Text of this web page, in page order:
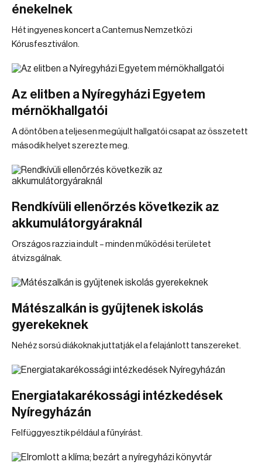
énekelnek
Hét ingyenes koncert a Cantemus Nemzetközi
Kórusfesztiválon.
Az elitben a Nyíregyházi Egyetem
mérnökhallgatói
A döntőben a teljesen megújult hallgatói csapat az összetett
második helyet szerezte meg.
Rendkívüli ellenőrzés következik az
akkumulátorgyáraknál
Országos razzia indult – minden működési területet
átvizsgálnak.
Mátészalkán is gyűjtenek iskolás
gyerekeknek
Nehéz sorsú diákoknak juttatják el a felajánlott tanszereket.
Energiatakarékossági intézkedések
Nyíregyházán
Felfüggyesztik például a fűnyírást.